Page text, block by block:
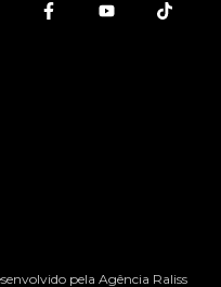
pela Agência Raliss